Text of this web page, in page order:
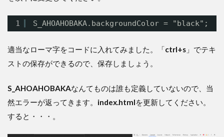
1 S_AHOAHOBAKA.backgroundColor = "black";
適当なローマ字をコードに入れてみました。「ctrl+s 」でテキ
ストの保存ができるので、保存しましょう。
S_AHOAHOBAKAなんてものは誰も定義していないので、当
然エラーが返ってきます。 index.htmlを更新してください。
すると・・・。